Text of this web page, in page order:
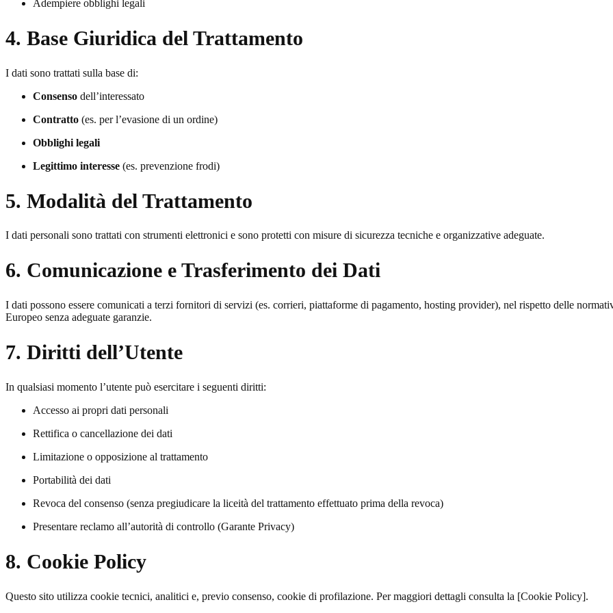
Adempiere obblighi legali
4. Base Giuridica del Trattamento
I dati sono trattati sulla base di:
Consenso dell’interessato
Contratto (es. per l’evasione di un ordine)
Obblighi legali
Legittimo interesse (es. prevenzione frodi)
5. Modalità del Trattamento
I dati personali sono trattati con strumenti elettronici e sono protetti con misure di sicurezza tecniche e organizzative adeguate.
6. Comunicazione e Trasferimento dei Dati
I dati possono essere comunicati a terzi fornitori di servizi (es. corrieri, piattaforme di pagamento, hosting provider), nel rispetto delle
Europeo senza adeguate garanzie.
7. Diritti dell’Utente
In qualsiasi momento l’utente può esercitare i seguenti diritti:
Accesso ai propri dati personali
Rettifica o cancellazione dei dati
Limitazione o opposizione al trattamento
Portabilità dei dati
Revoca del consenso (senza pregiudicare la liceità del trattamento effettuato prima della revoca)
Presentare reclamo all’autorità di controllo (Garante Privacy)
8. Cookie Policy
Questo sito utilizza cookie tecnici, analitici e, previo consenso, cookie di profilazione. Per maggiori dettagli consulta la [Cookie Policy].